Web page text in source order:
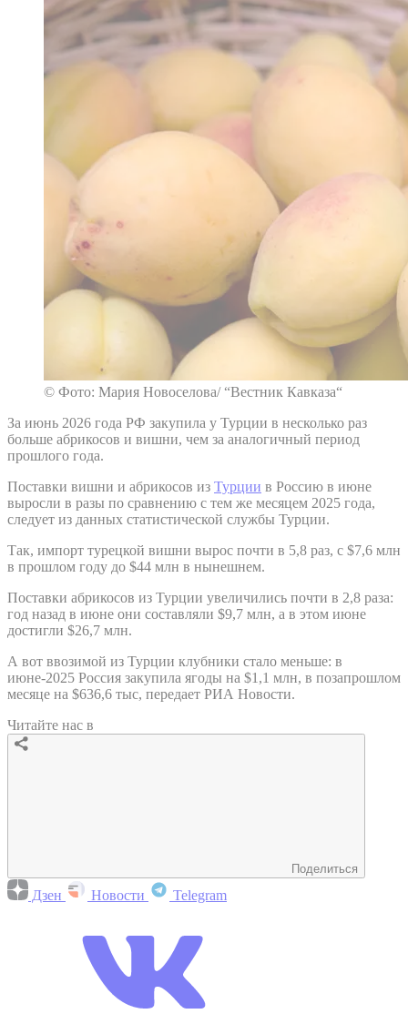
© Фото: Мария Новоселова/ “Вестник Кавказа“
За июнь 2026 года РФ закупила у Турции в несколько раз
больше абрикосов и вишни, чем за аналогичный период
прошлого года.
Поставки вишни и абрикосов из Турции в Россию в июне
выросли в разы по сравнению с тем же месяцем 2025 года,
следует из данных статистической службы Турции.
Так, импорт турецкой вишни вырос почти в 5,8 раз, с $7,6 млн
в прошлом году до $44 млн в нынешнем.
Поставки абрикосов из Турции увеличились почти в 2,8 раза:
год назад в июне они составляли $9,7 млн, а в этом июне
достигли $26,7 млн.
А вот ввозимой из Турции клубники стало меньше: в
июне-2025 Россия закупила ягоды на $1,1 млн, в позапрошлом
месяце на $636,6 тыс, передает РИА Новости.
Читайте нас в
Поделиться
Дзен Новости Telegram